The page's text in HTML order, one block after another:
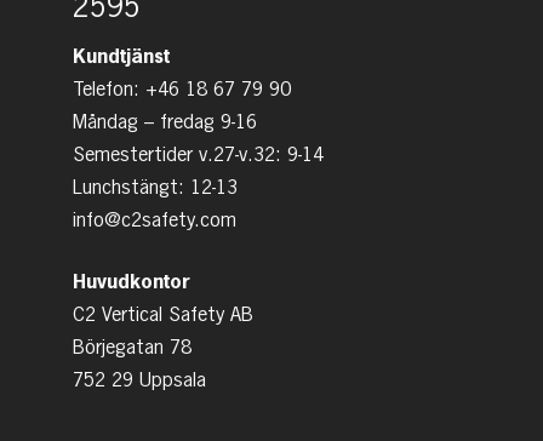
2595
Kundtjänst
Telefon: +46 18 67 79 90
Måndag – fredag 9-16
Semestertider v.27-v.32: 9-14
Lunchstängt: 12-13
info@c2safety.com
Huvudkontor
C2 Vertical Safety AB
Börjegatan 78
752 29 Uppsala